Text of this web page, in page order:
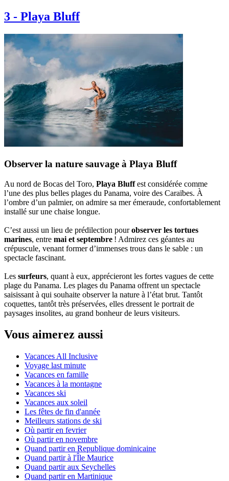
3 - Playa Bluff
Observer la nature sauvage à Playa Bluff
Au nord de Bocas del Toro, Playa Bluffest considérée comme
l’une des plus belles plages du Panama, voire des Caraïbes. À
l’ombre d’un palmier, on admire sa mer émeraude, confortablement
installé sur une chaise longue.
C’est aussi un lieu de prédilection pourobserver les tortues
marines, entre mai et septembre ! Admirez ces géantes au
crépuscule, venant former d’immenses trous dans le sable : un
spectacle fascinant.
Les surfeurs, quant à eux, apprécieront les fortes vagues de cette
plage du Panama. Les plages du Panama offrent un spectacle
saisissant à qui souhaite observer la nature à l’état brut. Tantôt
coquettes, tantôt très préservées, elles dressent le portrait de
paysages insolites, au grand bonheur de leurs visiteurs.
Vous aimerez aussi
Vacances All Inclusive
Voyage last minute
Vacances en famille
Vacances à la montagne
Vacances ski
Vacances aux soleil
Les fêtes de fin d'année
Meilleurs stations de ski
Où partir en fevrier
Où partir en novembre
Quand partir en Republique dominicaine
Quand partir à l'Île Maurice
Quand partir aux Seychelles
Quand partir en Martinique